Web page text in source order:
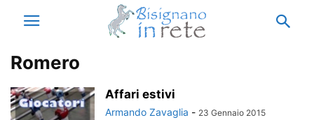
Romero
Affari estivi
Armando Zavaglia - 23 Gennaio 2015